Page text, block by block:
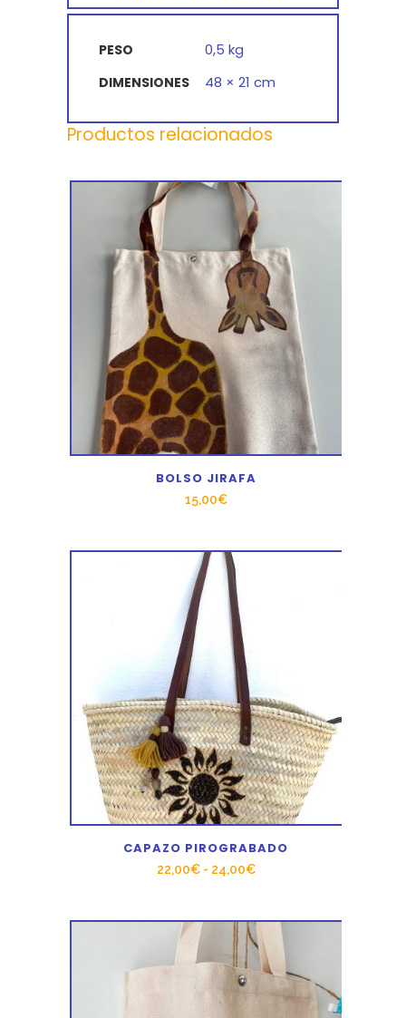
PESO 0,5 kg
DIMENSIONES 48 × 21 cm
Productos relacionados
BOLSO JIRAFA
15,00€
CAPAZO PIROGRABADO
22,00€ - 24,00€Rango
desde
22,00€
hasta